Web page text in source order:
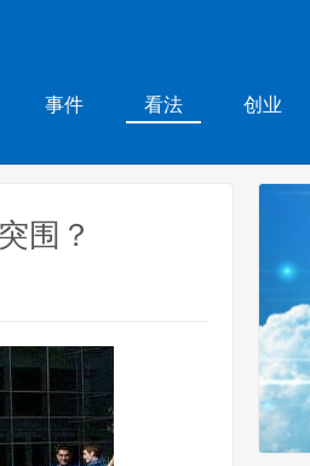
事件 看法 创业
围？